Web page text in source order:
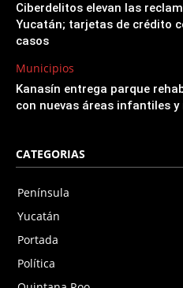
Ciberdelitos elevan las
Yucatán; tarjetas de crédito
casos
Municipios
Kanasín entrega parque
con nuevas áreas infantiles
CATEGORIAS
Península
Yucatán
Portada
Política